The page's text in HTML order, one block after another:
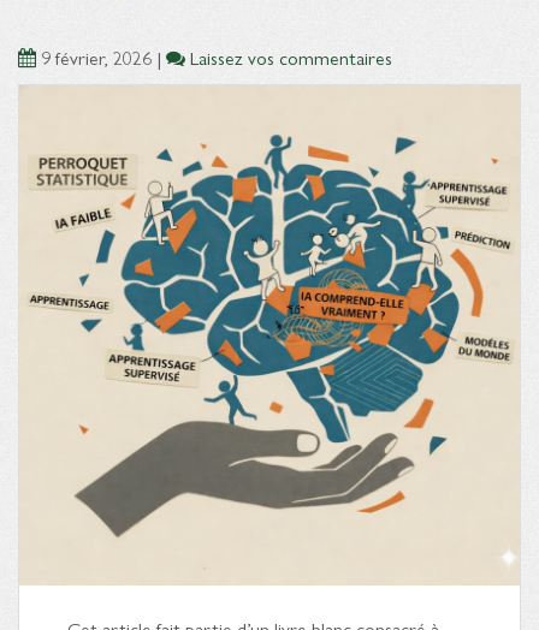
9 février, 2026 | Laissez vos commentaires